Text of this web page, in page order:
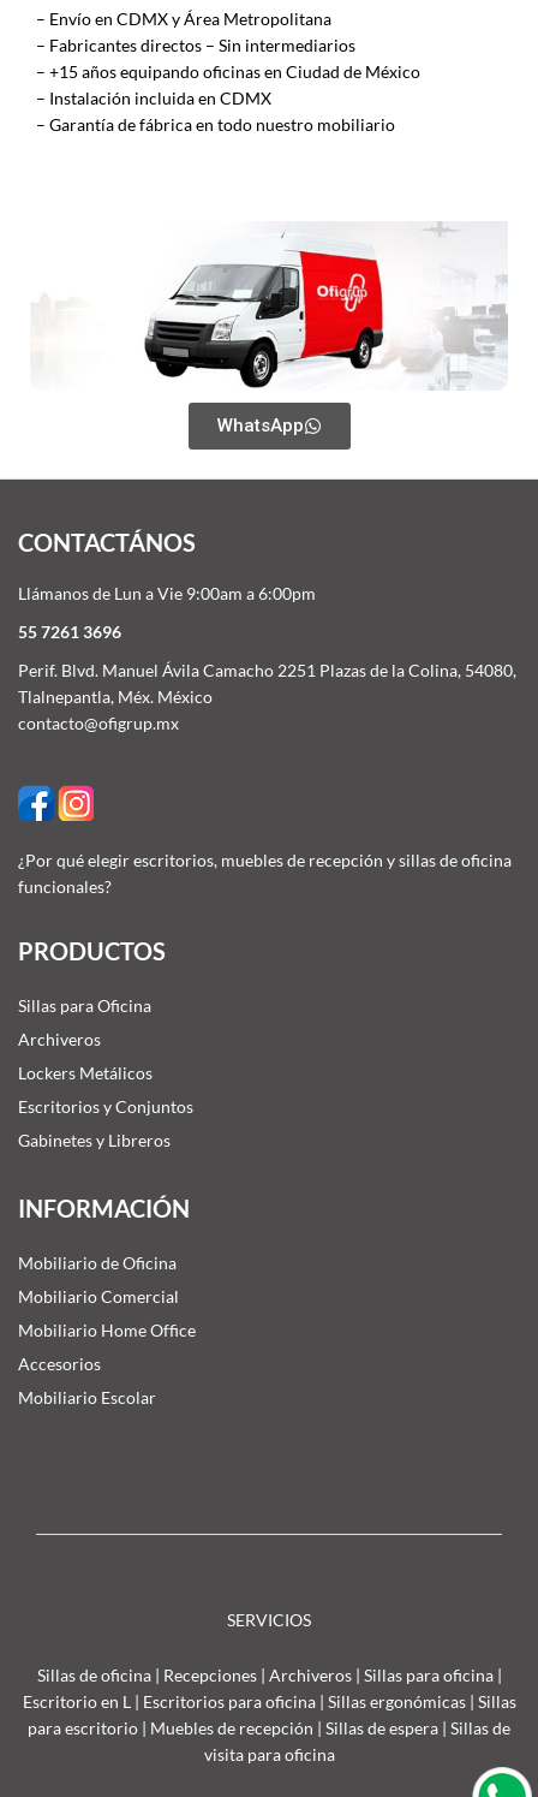
– Envío en CDMX y Área Metropolitana
– Fabricantes directos – Sin intermediarios
– +15 años equipando oficinas en Ciudad de México
– Instalación incluida en CDMX
– Garantía de fábrica en todo nuestro mobiliario
WhatsApp
CONTACTÁNOS
Llámanos de Lun a Vie 9:00am a 6:00pm
55 7261 3696
Perif. Blvd. Manuel Ávila Camacho 2251 Plazas de la Colina, 54080,
Tlalnepantla, Méx. México
contacto@ofigrup.mx
¿Por qué elegir escritorios, muebles de recepción y sillas de oficina
funcionales?
PRODUCTOS
Sillas para Oficina
Archiveros
Lockers Metálicos
Escritorios y Conjuntos
Gabinetes y Libreros
INFORMACIÓN
Mobiliario de Oficina
Mobiliario Comercial
Mobiliario Home Office
Accesorios
Mobiliario Escolar
SERVICIOS
Sillas de oficina| Recepciones| Archiveros| Sillas para oficina|
Escritorio en L | Escritorios para oficina| Sillas ergonómicas| Sillas
para escritorio | Muebles de recepción | Sillas de espera | Sillas de
visita para oficina